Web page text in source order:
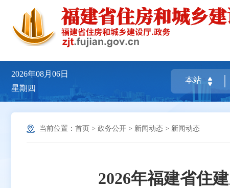
2026年08月06日
星期四
当前位置： 首页 > 政务公开 > 新闻动态 > 新闻动态
2026年福建省住